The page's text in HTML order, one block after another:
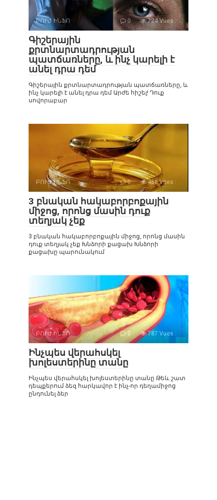
ԲՈՒԺ ԻՆՖՈ 0 724 Vues :
Գիշերային
քրտնարտադրության
պատճառները, և ինչ կարելի է
անել դրա դեմ
Գիշերային քրտնարտադրության պատճառները, և
ինչ կարելի է անել դրա դեմ Արժե հիշել! Դուք
սովորաբար
ԲՈՒԺ ԻՆՖՈ 0 468 Vues :
3 բնական հակաբորբոքային
միջոց, որոնց մասին դուք
տեղյակ չեք
3 բնական հակաբորբոքային միջոց, որոնց մասին
դուք տեղյակ չեք Խնձորի քացախ Խնձորի
քացախը պարունակում
ԲՈՒԺ ԻՆՖՈ 0 787 Vues :
Ինչպես վերահսկել
խոլեստերինը տանը
Ինչպես վերահսկել խոլեստերինը տանը Թեև շատ
դեպքերում ձեզ հարկավոր է ինչ-որ դեղամիջոց
ընդունել ձեր